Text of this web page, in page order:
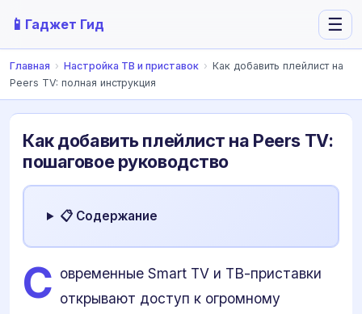
📱 Гаджет Гид ☰
Главная › Настройка ТВ и приставок › Как добавить плейлист на
Peers TV: полная инструкция
Как добавить плейлист на Peers TV:
пошаговое руководство
📋 Содержание
С овременные Smart TV и ТВ-приставки
открывают доступ к огромному